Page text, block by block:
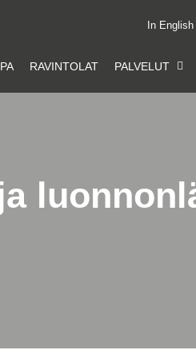
In English
RAVINTOLAT PALVELUT